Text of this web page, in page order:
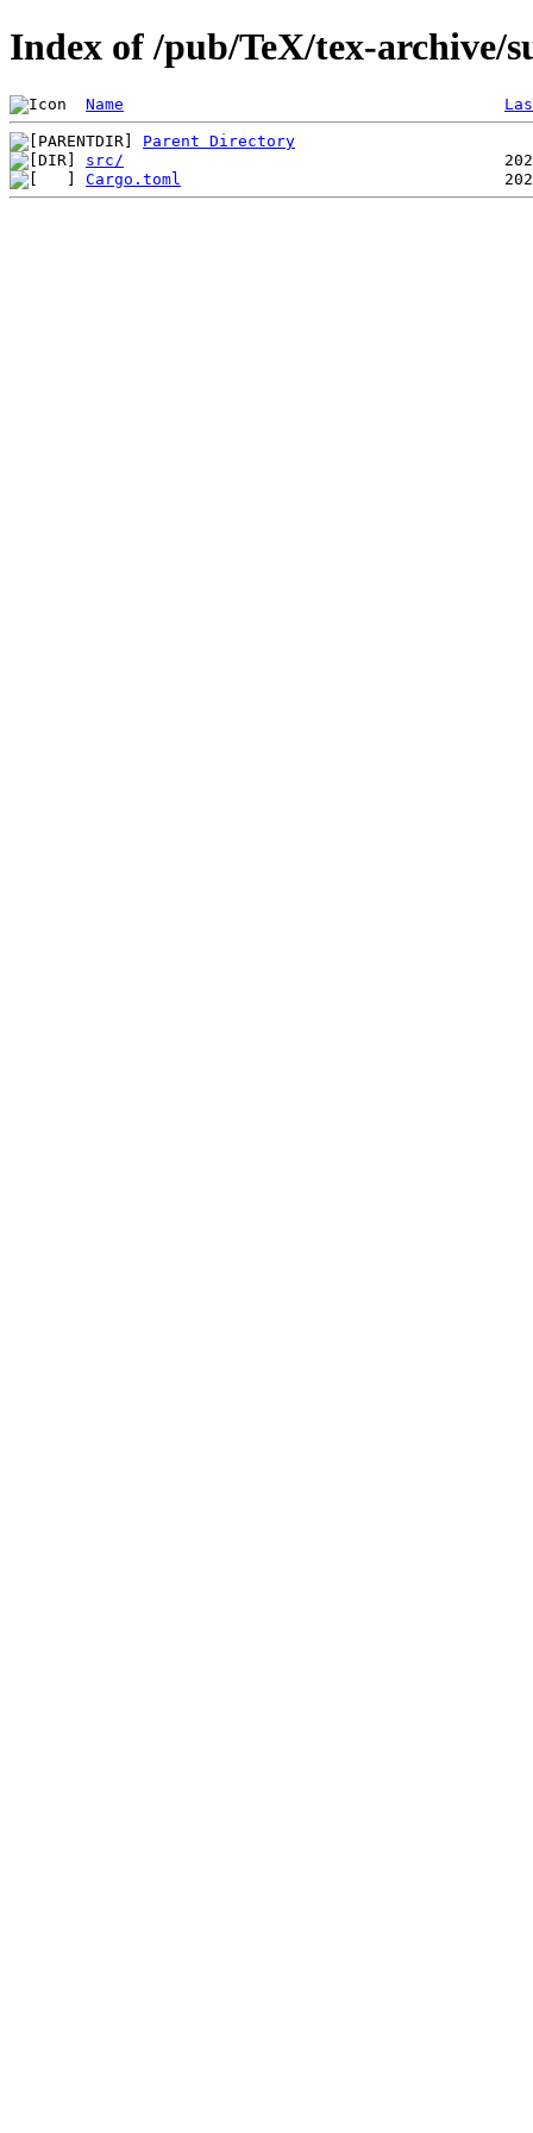
Index of /pub/TeX/tex-archive/
Name
Parent Directory
src/
Cargo.toml